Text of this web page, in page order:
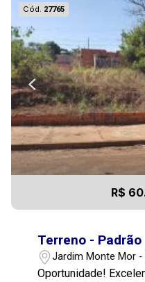
Cód. 27765
R$
Terreno - Padrão
Jardim Monte Mor
Oportunidade!